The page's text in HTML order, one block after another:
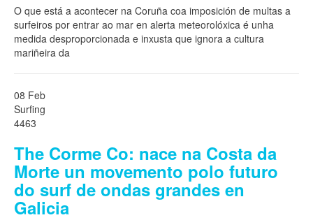
O que está a acontecer na Coruña coa imposición de multas a
surfeiros por entrar ao mar en alerta meteorolóxica é unha
medida desproporcionada e inxusta que ignora a cultura
mariñeira da
08 Feb
Surfing
4463
The Corme Co: nace na Costa da
Morte un movemento polo futuro
do surf de ondas grandes en
Galicia